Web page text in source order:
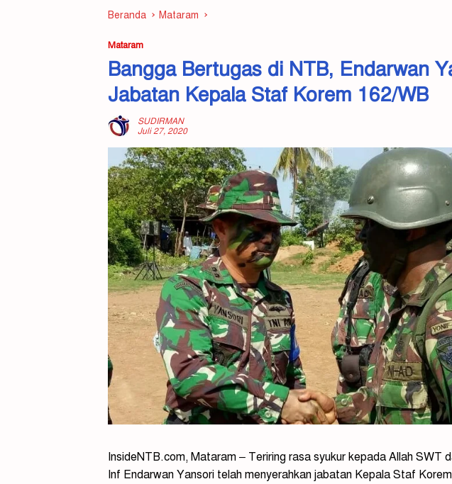
Beranda Mataram
Mataram
Bangga Bertugas di NTB, Endarwan
Jabatan Kepala Staf Korem 162/WB
SUDIRMAN
Juli 27, 2020
InsideNTB.com, Mataram – Teriring rasa syukur kepada Allah SWT
Inf Endarwan Yansori telah menyerahkan jabatan Kepala Staf